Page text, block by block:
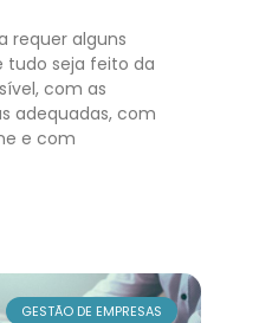
requer alguns
tudo seja feito da
com as
adequadas, com
e com
GESTÃO DE EMPRESAS